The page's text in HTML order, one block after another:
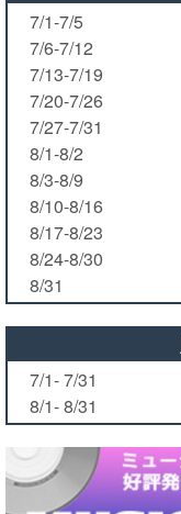
7/1-7/5
7/6-7/12
7/13-7/19
7/20-7/26
7/27-7/31
8/1-8/2
8/3-8/9
8/10-8/16
8/17-8/23
8/24-8/30
8/31
7/1- 7/31
8/1- 8/31